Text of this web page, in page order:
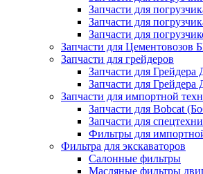
Запчасти для
Запчасти для
Запчасти для
Запчасти для
Запчасти для грейдеров
Запчасти для Грейдера
Запчасти для Грейдера
Запчасти для импортной
Запчасти для Bobcat
Запчасти для
Фильтры для
Фильтра для экскаваторов
Салонные фильтры
Масляные фильтры